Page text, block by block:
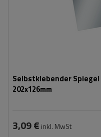
Selbstklebender Spiegel
202x126mm
3,09 € inkl. MwSt